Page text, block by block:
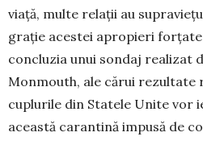
viață, multe relații au
grație acestei apropieri
concluzia unui sondaj realizat
Monmouth, ale cărui rezultate
cuplurile din Statele Unite vor
această caran­tină impusă de